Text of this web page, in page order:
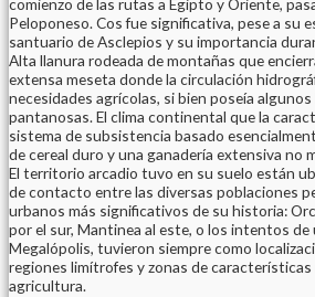
comienzo de las rutas a Egipto y Oriente,
Peloponeso. Cos fue significativa, pese a su
santuario de Asclepios y su importancia
Alta llanura rodeada de montañas que
extensa meseta donde la circulación
necesidades agrícolas, si bien poseía
pantanosas. El clima continental que la
sistema de subsistencia basado
de cereal duro y una ganadería extensiva no
El territorio arcadio tuvo en su suelo están
de contacto entre las diversas poblaciones
urbanos más significativos de su historia:
por el sur, Mantinea al este, o los intentos de
Megalópolis, tuvieron siempre como
regiones limítrofes y zonas de características
agricultura.